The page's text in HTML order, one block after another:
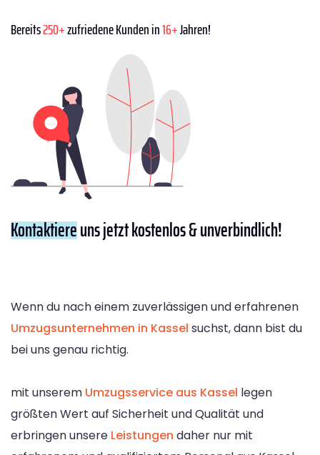
Bereits250+zufriedene Kunden in16+Jahren!
Kontaktiereuns jetzt kostenlos & unverbindlich!
Wenn du nach einem zuverlässigen und erfahrenen
Umzugsunternehmen in Kassel suchst, dann bist du
bei uns genau richtig.
mit unserem Umzugsservice aus Kassel legen
größten Wert auf Sicherheit und Qualität und
erbringen unsere Leistungen daher nur mit